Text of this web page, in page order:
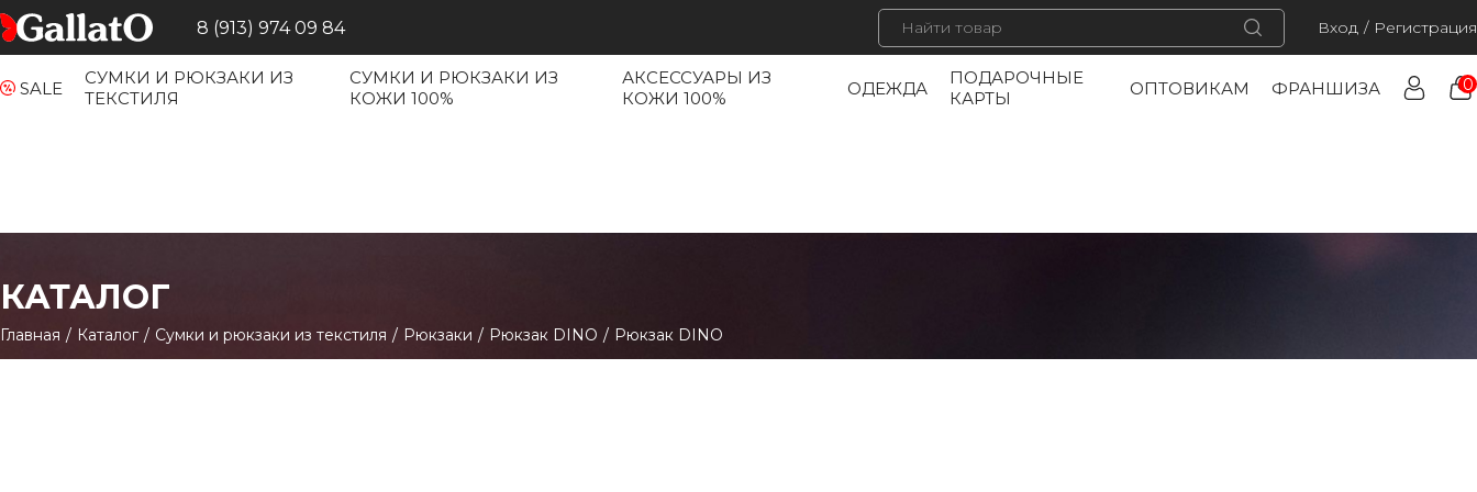
8 (913) 974 09 84 Вход / Регистрация
SALE
СУМКИ И РЮКЗАКИ ИЗ
ТЕКСТИЛЯ
СУМКИ И РЮКЗАКИ ИЗ
КОЖИ 100%
АКСЕССУАРЫ ИЗ
КОЖИ 100%
ОДЕЖДА
ПОДАРОЧНЫЕ
КАРТЫ
ОПТОВИКАМ ФРАНШИЗА 0
КАТАЛОГ
Главная / Каталог / Сумки и рюкзаки из текстиля / Рюкзаки / Рюкзак DINO / Рюкзак DINO